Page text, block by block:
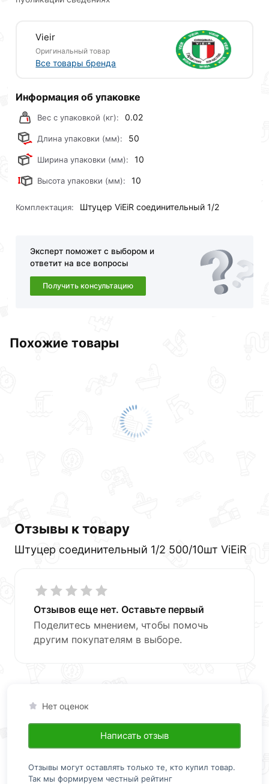
Vieir
Оригинальный товар
Все товары бренда
Информация об упаковке
Вес с упаковкой (кг): 0.02
Длина упаковки (мм): 50
Ширина упаковки (мм): 10
Высота упаковки (мм): 10
Комплектация: Штуцер ViEiR соединительный 1/2
Эксперт поможет с выбором и
ответит на все вопросы
Получить консультацию
Похожие товары
Отзывы к товару
Штуцер соединительный 1/2 500/10шт ViEiR
Отзывов еще нет. Оставьте первый
Поделитесь мнением, чтобы помочь
другим покупателям в выборе.
Нет оценок
Написать отзыв
Отзывы могут оставлять только те, кто купил товар.
Так мы формируем честный рейтинг